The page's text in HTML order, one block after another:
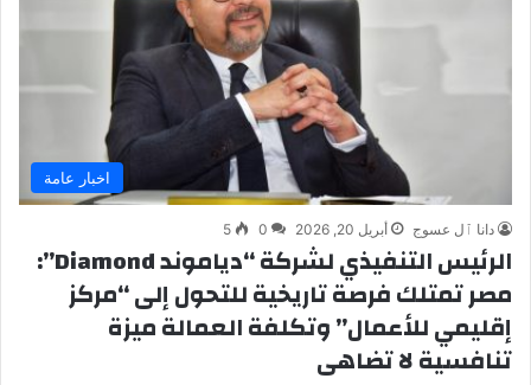
اخبار عامة
دانا ٱل عسوج أبريل 20, 2026 0
5
الرئيس التنفيذي لشركة “دياموند Diamond”:
مصر تمتلك فرصة تاريخية للتحول إلى “مركز
إقليمي للأعمال” وتكلفة العمالة ميزة
تنافسية لا تضاهى